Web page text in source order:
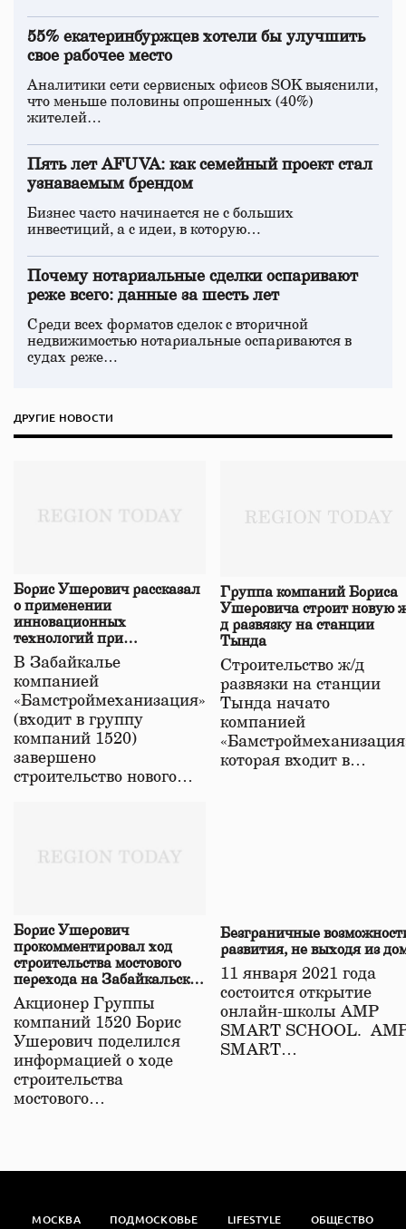
55% екатеринбуржцев хотели бы улучшить
свое рабочее место
Аналитики сети сервисных офисов SOK выяснили,
что меньше половины опрошенных (40%)
жителей…
Пять лет AFUVA: как семейный проект стал
узнаваемым брендом
Бизнес часто начинается не с больших
инвестиций, а с идеи, в которую…
Почему нотариальные сделки оспаривают
реже всего: данные за шесть лет
Среди всех форматов сделок с вторичной
недвижимостью нотариальные оспариваются в
судах реже…
ДРУГИЕ НОВОСТИ
Борис Ушерович рассказал
о применении
инновационных
технологий при
строительстве нового моста
в Забайкалье
В Забайкалье
компанией
«Бамстроймеханизация»
(входит в группу
компаний 1520)
завершено
строительство нового…
Группа компаний Бориса
Ушеровича строит новую
д развязку на станции
Тында
Строительство ж/д
развязки на станции
Тында начато
компанией
которая входит в…
Борис Ушерович
прокомментировал ход
строительства мостового
перехода на Забайкальской
железной дороге
Акционер Группы
компаний 1520 Борис
Ушерович поделился
информацией о ходе
строительства
мостового…
Безграничные
развития, не выходя из
11 января 2021 года
состоится открытие
онлайн-школы АМР
SMART SCHOOL.
SMART…
МОСКВА ПОДМОСКОВЬЕ LIFESTYLE ОБЩЕСТВО